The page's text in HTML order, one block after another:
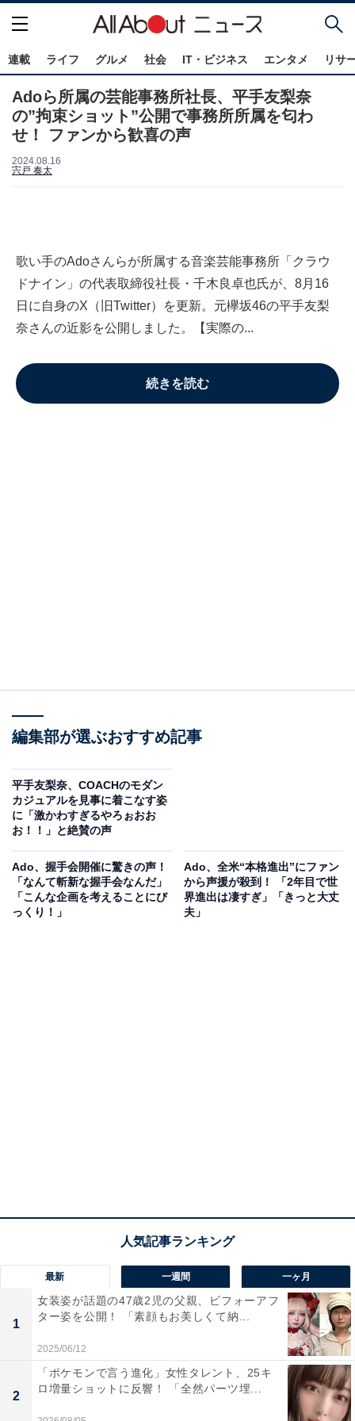
連載 ライフ グルメ 社会 IT・ビジネス エンタメ リサ
Adoら所属の芸能事務所社長、平手友梨奈
の”拘束ショット”公開で事務所所属を匂わ
せ！ ファンから歓喜の声
2024.08.16
宍戸 奏太
歌い手のAdoさんらが所属する音楽芸能事務所「クラウ
ドナイン」の代表取締役社長・千木良卓也氏が、8月16
日に自身のX（旧Twitter）を更新。元欅坂46の平手友梨
奈さんの近影を公開しました。【実際の...
続きを読む
編集部が選ぶおすすめ記事
平手友梨奈、COACHのモダン
カジュアルを見事に着こなす姿
に「激かわすぎるやろぉおお
お！！」と絶賛の声
Ado、握手会開催に驚きの声！
「なんて斬新な握手会なんだ」
「こんな企画を考えることにび
っくり！」
Ado、全米“本格進出”にファン
から声援が殺到！ 「2年目で世
界進出は凄すぎ」「きっと大丈
夫」
最新 一週間 一ヶ月
1
女装姿が話題の47歳2児の父親、ビフォーアフ
ター姿を公開！ 「素顔もお美しくて納...
2025/06/12
2
「ポケモンで言う進化」女性タレント、25キ
ロ増量ショットに反響！ 「全然パーツ埋...